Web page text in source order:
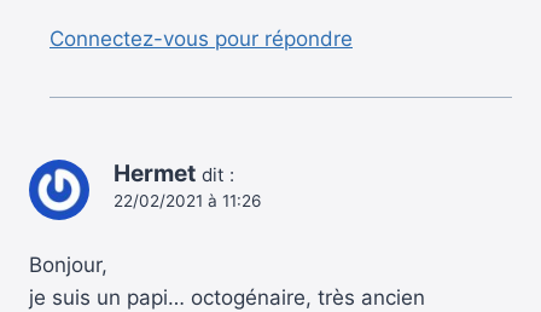
Connectez-vous pour répondre
Hermet dit :
22/02/2021 à 11:26
Bonjour,
je suis un papi… octogénaire, très ancien